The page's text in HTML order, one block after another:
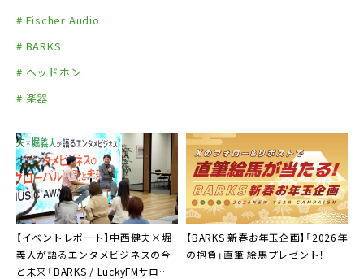
# Fischer Audio
# BARKS
# ヘッドホン
# 楽器
【イベントレポート】中西健夫×堀
義人が語るエンタメビジネスの今
と未来「BARKS / LuckyFMサロン」
【BARKS 新春お年玉企画】「2026年
の抱負」直筆 絵馬プレゼント！